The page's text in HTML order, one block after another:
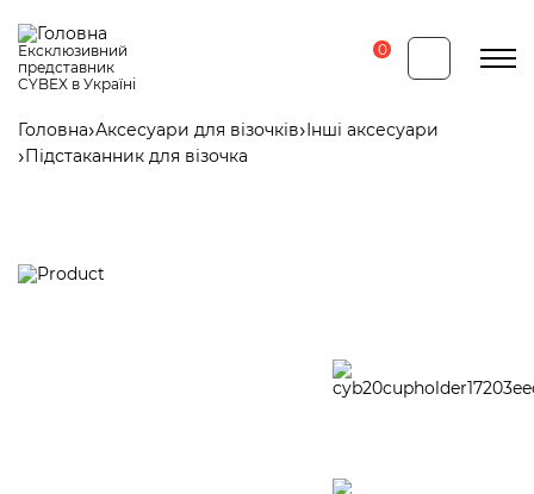
до
основного
вмісту
Ексклюзивний
представник
CYBEX в Україні
0
Рядок
навіґації
Головна Аксесуари для візочків Інші аксесуари
Підстаканник для візочка